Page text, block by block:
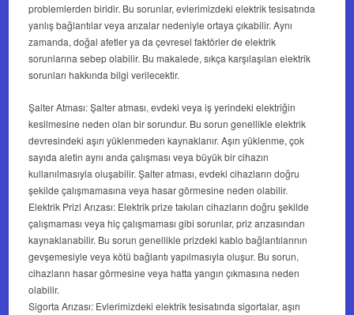
problemlerden biridir. Bu sorunlar, evlerimizdeki elektrik tesisatında
yanlış bağlantılar veya arızalar nedeniyle ortaya çıkabilir. Aynı
zamanda, doğal afetler ya da çevresel faktörler de elektrik
sorunlarına sebep olabilir. Bu makalede, sıkça karşılaşılan elektrik
sorunları hakkında bilgi verilecektir.
Şalter Atması: Şalter atması, evdeki veya iş yerindeki elektriğin
kesilmesine neden olan bir sorundur. Bu sorun genellikle elektrik
devresindeki aşırı yüklenmeden kaynaklanır. Aşırı yüklenme, çok
sayıda aletin aynı anda çalışması veya büyük bir cihazın
kullanılmasıyla oluşabilir. Şalter atması, evdeki cihazların doğru
şekilde çalışmamasına veya hasar görmesine neden olabilir.
Elektrik Prizi Arızası: Elektrik prize takılan cihazların doğru şekilde
çalışmaması veya hiç çalışmaması gibi sorunlar, priz arızasından
kaynaklanabilir. Bu sorun genellikle prizdeki kablo bağlantılarının
gevşemesiyle veya kötü bağlantı yapılmasıyla oluşur. Bu sorun,
cihazların hasar görmesine veya hatta yangın çıkmasına neden
olabilir.
Sigorta Arızası: Evlerimizdeki elektrik tesisatında sigortalar, aşırı